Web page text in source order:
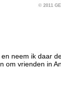
© 2011
neem ik daar
om vrienden in